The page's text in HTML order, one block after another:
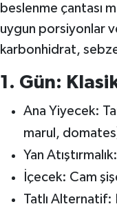
beslenme çantası
uygun porsiyonlar
karbonhidrat,
1. Gün:
Ana Yiyecek:
marul,
Yan
İçecek: Cam
Tatlı Alternatif: